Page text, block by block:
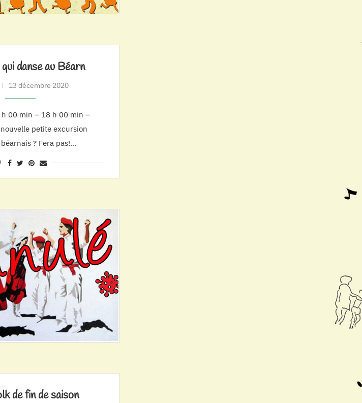
danse au Béarn
13 décembre 2020
00 min – 18 h 00 min –
petite excursion
? Fera pas!…
de fin de saison